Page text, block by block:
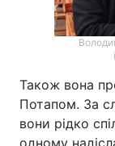
Також вона
Потапом. За
вони рідко
одному